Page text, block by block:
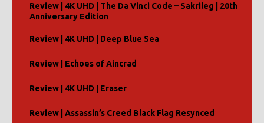
Review | 4K UHD | The Da Vinci Code – Sakrileg | 20th
Anniversary Edition
Review | 4K UHD | Deep Blue Sea
Review | Echoes of Aincrad
Review | 4K UHD | Eraser
Review | Assassin’s Creed Black Flag Resynced